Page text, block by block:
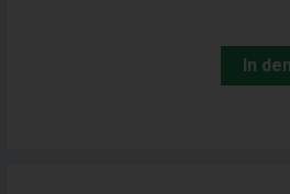
In